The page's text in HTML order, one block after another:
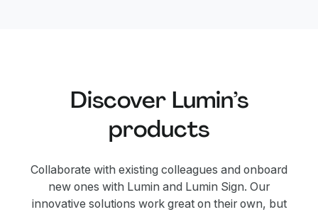
Discover Lumin’s
products
Collaborate with existing colleagues and onboard
new ones with Lumin and Lumin Sign. Our
innovative solutions work great on their own, but